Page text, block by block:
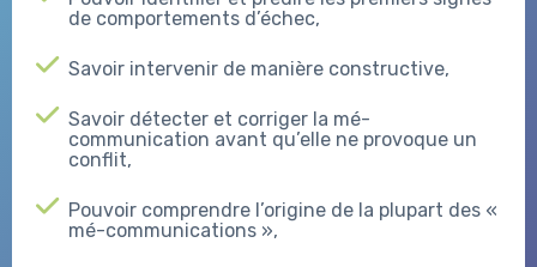
de comportements d’échec,
Savoir intervenir de manière constructive,
Savoir détecter et corriger la mé-
communication avant qu’elle ne provoque un
conflit,
Pouvoir comprendre l’origine de la plupart des «
mé-communications »,